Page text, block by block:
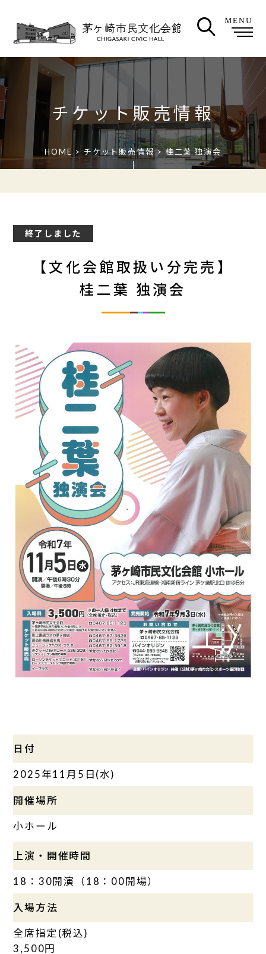
MENU
チケット販売情報
HOME >チケット販売情報> 桂二葉 独演会
終了しました
【文化会館取扱い分完売】
桂二葉 独演会
日付
2025年11月5日(水)
開催場所
小ホール
上演・開催時間
18：30開演（18：00開場）
入場方法
全席指定(税込)
3,500円